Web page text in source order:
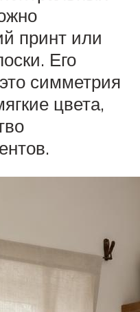
принт или
Его
симметрия
цвета,